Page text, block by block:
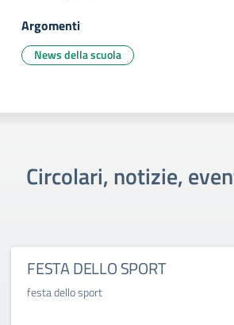
Argomenti
News della scuola
Circolari, notizie,
FESTA DELLO SPORT
festa dello sport